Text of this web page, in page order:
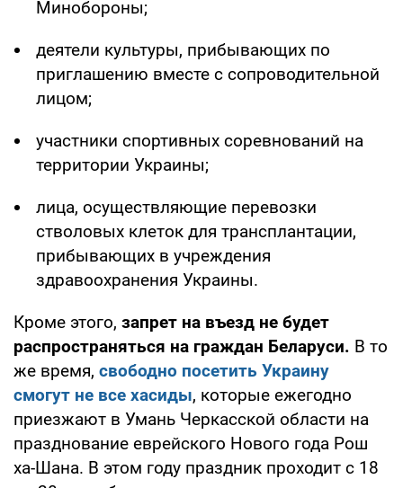
Минобороны;
деятели культуры, прибывающих по
приглашению вместе с сопроводительной
лицом;
участники спортивных соревнований на
территории Украины;
лица, осуществляющие перевозки
стволовых клеток для трансплантации,
прибывающих в учреждения
здравоохранения Украины.
Кроме этого, запрет на въезд не будет
распространяться на граждан Беларуси. В то
же время, свободно посетить Украину
смогут не все хасиды, которые ежегодно
приезжают в Умань Черкасской области на
празднование еврейского Нового года Рош
ха-Шана. В этом году праздник проходит с 18